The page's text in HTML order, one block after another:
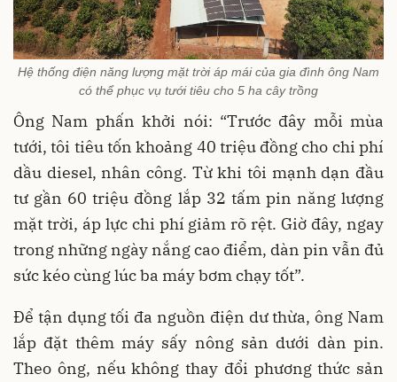
Hệ thống điện năng lượng mặt trời áp mái của gia đình ông Nam
có thể phục vụ tưới tiêu cho 5 ha cây trồng
Ông Nam phấn khởi nói: “Trước đây mỗi mùa
tưới, tôi tiêu tốn khoảng 40 triệu đồng cho chi phí
dầu diesel, nhân công. Từ khi tôi mạnh dạn đầu
tư gần 60 triệu đồng lắp 32 tấm pin năng lượng
mặt trời, áp lực chi phí giảm rõ rệt. Giờ đây, ngay
trong những ngày nắng cao điểm, dàn pin vẫn đủ
sức kéo cùng lúc ba máy bơm chạy tốt”.
Để tận dụng tối đa nguồn điện dư thừa, ông Nam
lắp đặt thêm máy sấy nông sản dưới dàn pin.
Theo ông, nếu không thay đổi phương thức sản